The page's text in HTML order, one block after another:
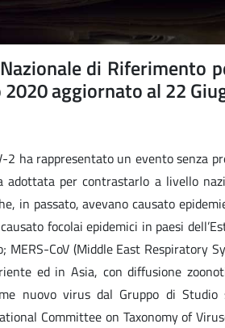
di Riferimento
aggiornato al 22
2 ha rappresentato un evento senza
per contrastarlo a livello
in passato, avevano causato
focolai epidemici in paesi
CoV (Middle East Respiratory
ed in Asia, con diffusione
nuovo virus dal Gruppo di Studio
Committee on Taxonomy of